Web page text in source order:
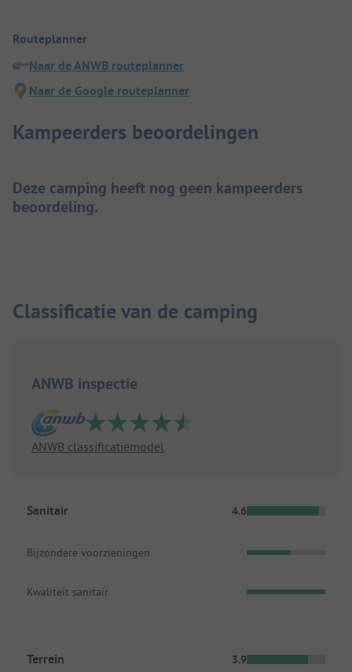
Routeplanner
Naar de ANWB routeplanner
Naar de Google routeplanner
Kampeerders beoordelingen
Deze camping heeft nog geen kampeerders
beoordeling.
Classificatie van de camping
ANWB inspectie
ANWB classificatiemodel
Sanitair 4.6
Bijzondere voorzieningen
Kwaliteit sanitair
Terrein 3.9